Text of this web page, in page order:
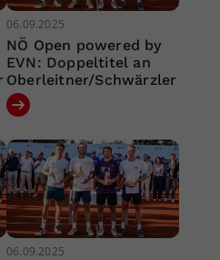
06.09.2025
NÖ Open powered by
EVN: Doppeltitel an
Oberleitner/Schwärzler
06.09.2025